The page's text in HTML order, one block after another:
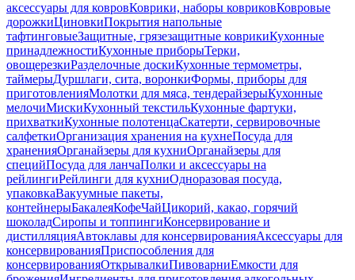
аксессуары для ковровКоврики, наборы ковриковКовровые
дорожкиЦиновкиПокрытия напольные
тафтинговыеЗащитные, грязезащитные коврикиКухонные
принадлежностиКухонные приборыТерки,
овощерезкиРазделочные доскиКухонные термометры,
таймерыДуршлаги, сита, воронкиФормы, приборы для
приготовленияМолотки для мяса, тендерайзерыКухонные
мелочиМискиКухонный текстильКухонные фартуки,
прихваткиКухонные полотенцаСкатерти, сервировочные
салфеткиОрганизация хранения на кухнеПосуда для
храненияОрганайзеры для кухниОрганайзеры для
специйПосуда для ланчаПолки и аксессуары на
рейлингиРейлинги для кухниОдноразовая посуда,
упаковкаВакуумные пакеты,
контейнерыБакалеяКофеЧайЦикорий, какао, горячий
шоколадСиропы и топпингиКонсервирование и
дистилляцияАвтоклавы для консервированияАксессуары для
консервированияПриспособления для
консервированияОткрывалкиПивоварниЕмкости для